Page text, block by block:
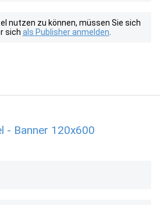
nutzen zu können, müssen Sie sich
sich als Publisher anmelden
- Banner 120x600